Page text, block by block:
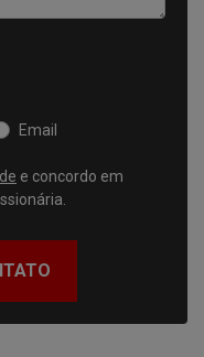
Email
e concordo em